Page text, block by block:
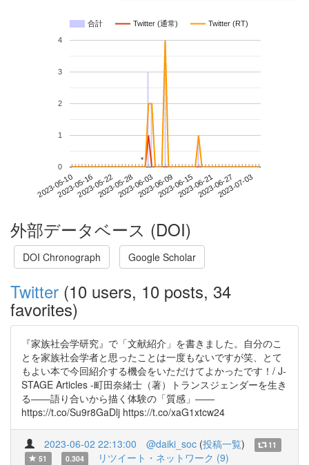
合計 Twitter (通常) Twitter (RT)
2023-05-102023-05-162023-05-222023-05-282023-06-032023-06-092023-06-152023-06-212023-06-272023-07-03
0
1
2
3
4
**
外部データベース (DOI)
DOI Chronograph Google Scholar
Twitter (10 users, 10 posts, 34
favorites)
『家族社会学研究』で「文献紹介」を書きました。自分のこ
とを家族社会学者と思ったことは一度もないですが笑、とて
もよい本で今回紹介する機会をいただけてよかったです！/ J-
STAGE Articles -町田奈緒士（著）トランスジェンダーを生き
る――語り合いから描く体験の「質感」――
https://t.co/Su9r8GaDlj https://t.co/xaG1xtcw24
2023-06-02 22:13:00 @daiki_soc (投稿一覧)
11
51
0.304 リツイート・ネットワーク (9)